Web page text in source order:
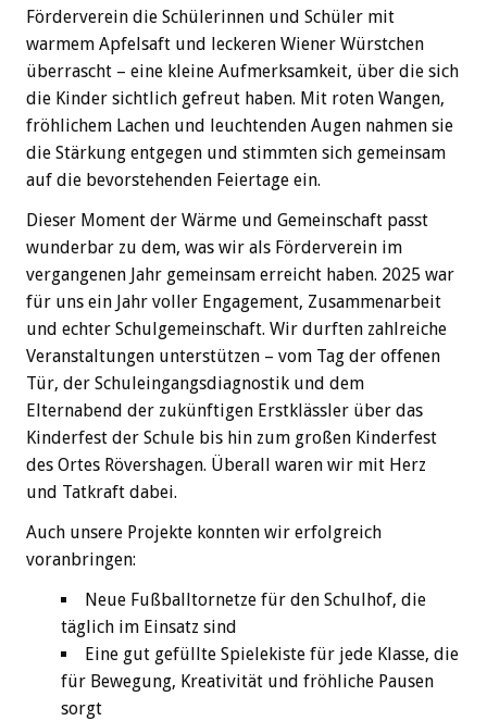
Förderverein die Schülerinnen und Schüler mit
warmem Apfelsaft und leckeren Wiener Würstchen
überrascht – eine kleine Aufmerksamkeit, über die sich
die Kinder sichtlich gefreut haben. Mit roten Wangen,
fröhlichem Lachen und leuchtenden Augen nahmen sie
die Stärkung entgegen und stimmten sich gemeinsam
auf die bevorstehenden Feiertage ein.
Dieser Moment der Wärme und Gemeinschaft passt
wunderbar zu dem, was wir als Förderverein im
vergangenen Jahr gemeinsam erreicht haben. 2025 war
für uns ein Jahr voller Engagement, Zusammenarbeit
und echter Schulgemeinschaft. Wir durften zahlreiche
Veranstaltungen unterstützen – vom Tag der offenen
Tür, der Schuleingangsdiagnostik und dem
Elternabend der zukünftigen Erstklässler über das
Kinderfest der Schule bis hin zum großen Kinderfest
des Ortes Rövershagen. Überall waren wir mit Herz
und Tatkraft dabei.
Auch unsere Projekte konnten wir erfolgreich
voranbringen:
Neue Fußballtornetze für den Schulhof, die
täglich im Einsatz sind
Eine gut gefüllte Spielekiste für jede Klasse, die
für Bewegung, Kreativität und fröhliche Pausen
sorgt